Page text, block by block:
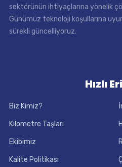
sektörünün ihtiyaçlarına yönelik
Günümüz teknoloji koşullarına
sürekli güncelliyoruz.
Hızlı
Biz Kimiz?
Kilometre Taşları
Ekibimiz
Kalite Politikası